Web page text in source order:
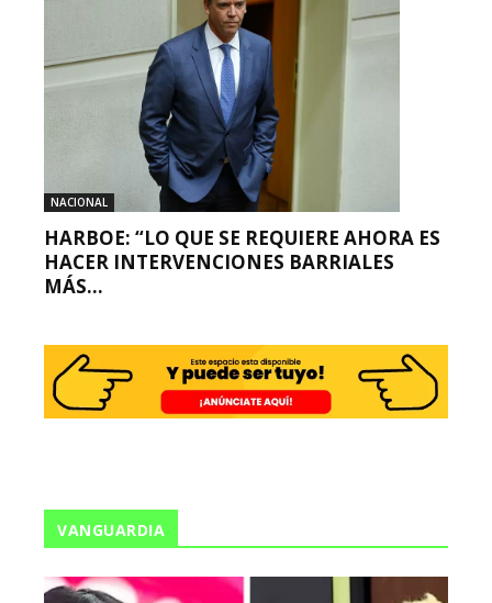
NACIONAL
HARBOE: “LO QUE SE REQUIERE AHORA ES
HACER INTERVENCIONES BARRIALES
MÁS...
VANGUARDIA